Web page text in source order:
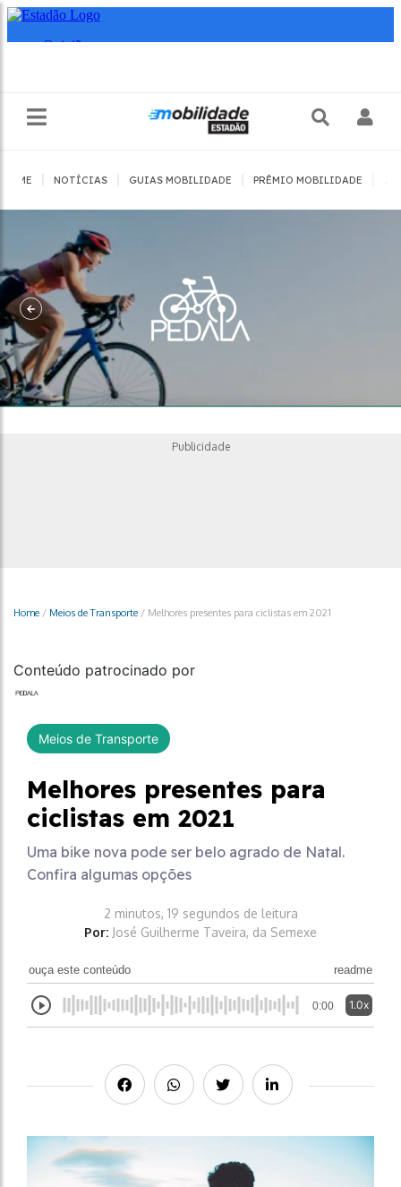
HOME NOTÍCIAS GUIAS MOBILIDADE PRÊMIO MOBILIDADE
Publicidade
Home / Meios de Transporte / Melhores presentes para ciclistas em 2021
Conteúdo patrocinado por
Meios de Transporte
Melhores presentes para
ciclistas em 2021
Uma bike nova pode ser belo agrado de Natal.
Confira algumas opções
2 minutos, 19 segundos de leitura
Por: José Guilherme Taveira, da Semexe
ouça este conteúdo readme
0:00 1.0x